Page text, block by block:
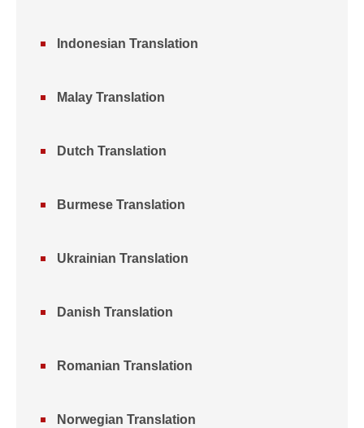
Indonesian Translation
Malay Translation
Dutch Translation
Burmese Translation
Ukrainian Translation
Danish Translation
Romanian Translation
Norwegian Translation